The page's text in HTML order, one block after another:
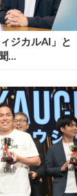
ジカルAI」と
...